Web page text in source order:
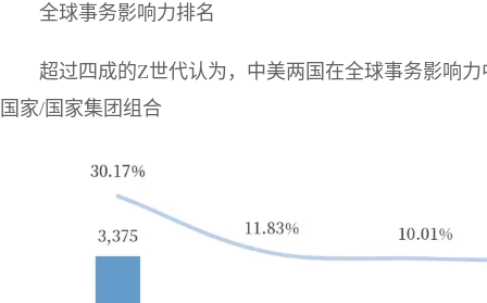
全球事务影响力排名
超过四成的Z世代认为，中美两国在全球事务影响
国家/国家集团组合